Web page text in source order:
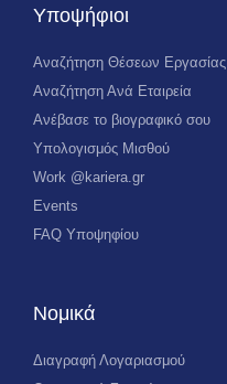
Υποψήφιοι
Αναζήτηση Θέσεων Εργασίας
Αναζήτηση Ανά Εταιρεία
Ανέβασε το βιογραφικό σου
Υπολογισμός Μισθού
Work @kariera.gr
Events
FAQ Υποψηφίου
Νομικά
Διαγραφή Λογαριασμού